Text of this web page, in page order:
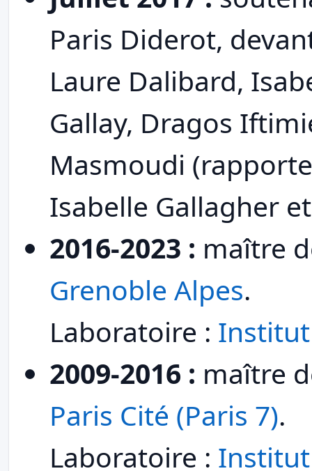
Paris Diderot,
Laure Dalibard,
Gallay, Dragos
Masmoudi
Isabelle Gallagher
2016-2023 : maître
Grenoble Alpes.
Laboratoire :
2009-2016 : maître
Paris Cité (Paris 7).
Laboratoire :